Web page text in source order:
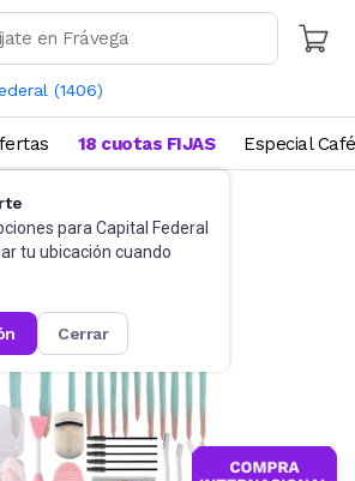
(1406)
para Capital Federal
tu ubicación cuando
cerrar
18 cuotas FIJAS Especial Café